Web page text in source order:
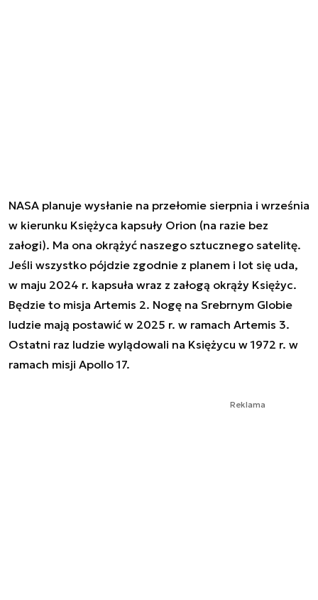
NASA planuje wysłanie na przełomie sierpnia i września
w kierunku Księżyca kapsuły Orion (na razie bez
załogi). Ma ona okrążyć naszego sztucznego satelitę.
Jeśli wszystko pójdzie zgodnie z planem i lot się uda,
w maju 2024 r. kapsuła wraz z załogą okrąży Księżyc.
Będzie to misja Artemis 2. Nogę na Srebrnym Globie
ludzie mają postawić w 2025 r. w ramach Artemis 3.
Ostatni raz ludzie wylądowali na Księżycu w 1972 r. w
ramach misji Apollo 17.
Reklama